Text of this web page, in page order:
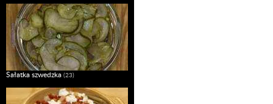
Sałatka szwedzka (23)